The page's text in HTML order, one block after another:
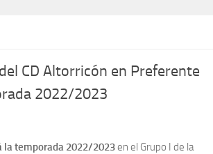
CD Altorricón en Preferente
2022/2023
la temporada 2022/2023en el Grupo I de la